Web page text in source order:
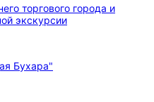
торгового города и
экскурсии